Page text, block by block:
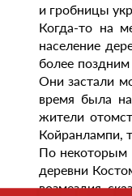
и гробницы
Когда-то на
население
более
Они застали
время была
жители
Койранлампи,
По некоторым
деревни
возмездия,